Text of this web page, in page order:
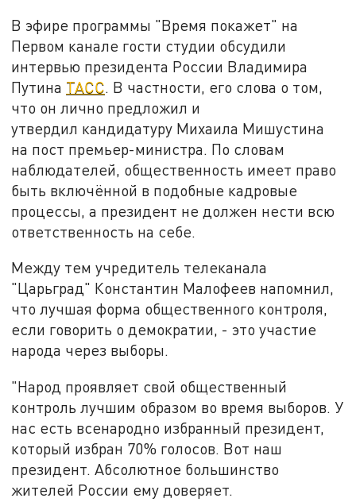
В эфире программы "Время покажет" на
Первом канале гости студии обсудили
интервью президента России Владимира
Путина ТАСС. В частности, его слова о том,
что он лично предложил и
утвердил кандидатуру Михаила Мишустина
на пост премьер-министра. По словам
наблюдателей, общественность имеет право
быть включённой в подобные кадровые
процессы, а президент не должен нести всю
ответственность на себе.
Между тем учредитель телеканала
"Царьград" Константин Малофеев напомнил,
что лучшая форма общественного контроля,
если говорить о демократии, - это участие
народа через выборы.
"Народ проявляет свой общественный
контроль лучшим образом во время выборов. У
нас есть всенародно избранный президент,
который избран 70% голосов. Вот наш
президент. Абсолютное большинство
жителей России ему доверяет.